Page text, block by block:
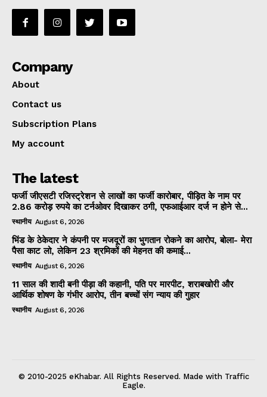
Company
About
Contact us
Subscription Plans
My account
The latest
फर्जी जीएसटी रजिस्ट्रेशन से लाखों का फर्जी कारोबार, पीड़ित के नाम पर
2.86 करोड़ रुपये का टर्नओवर दिखाकर ठगी, एफआईआर दर्ज न होने से...
स्थानीय August 6, 2026
भिंड के ठेकेदार ने कंपनी पर मजदूरों का भुगतान रोकने का आरोप, बोला- मेरा
पैसा काट लो, लेकिन 23 श्रमिकों की मेहनत की कमाई...
स्थानीय August 6, 2026
11 साल की शादी बनी पीड़ा की कहानी, पति पर मारपीट, शराबखोरी और
आर्थिक शोषण के गंभीर आरोप, तीन बच्चों संग न्याय की गुहार
स्थानीय August 6, 2026
© 2010-2025 eKhabar. All Rights Reserved. Made with Traffic
Eagle.